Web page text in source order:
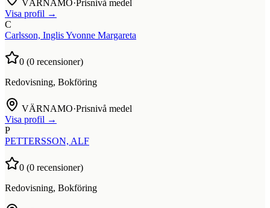
VÄRNAMO·Prisnivå medel
Visa profil →
C
Carlsson, Inglis Yvonne Margareta
0 (0 recensioner)
Redovisning, Bokföring
VÄRNAMO·Prisnivå medel
Visa profil →
P
PETTERSSON, ALF
0 (0 recensioner)
Redovisning, Bokföring